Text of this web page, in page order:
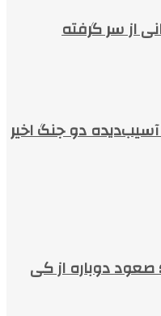
از سر گرفته
آسیب‌دیده دو جنگ اخیر
صعود دوباره از کی